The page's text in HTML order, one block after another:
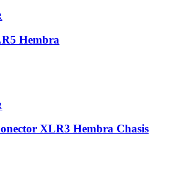
Hembra
XLR3 Hembra Chasis